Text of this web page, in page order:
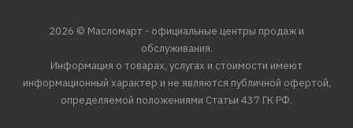
2026 © Масломарт - официальные центры продаж и
обслуживания.
Информация о товарах, услугах и стоимости имеют
информационный характер и не являются публичной офертой,
определяемой положениями Статьи 437 ГК РФ.